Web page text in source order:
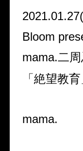
Bloom
mama.二
「絶望教
mama.